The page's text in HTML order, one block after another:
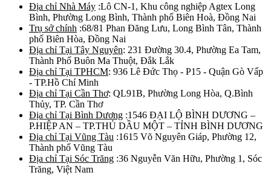
Địa chỉ Nhà Máy :Lô CN-1, Khu công nghiệp Agtex Long
Bình, Phường Long Bình, Thành phố Biên Hoà, Đồng Nai
Trụ sở chính :68/81 Phan Đăng Lưu, Long Bình Tân, Thành
phố Biên Hòa, Đồng Nai
Địa chỉ Tại Tây Nguyên: 231 Đường 30.4, Phường Ea Tam,
Thành Phố Buôn Ma Thuột, Đắk Lắk
Địa chỉ Tại TPHCM: 936 Lê Đức Thọ - P15 - Quận Gò Vấp
- TP.Hồ Chí Minh
Địa chỉ Tại Cần Thơ: QL91B, Phường Long Hòa, Q.Bình
Thủy, TP. Cần Thơ
Địa chỉ Tại Bình Dương :1546 ĐẠI LỘ BÌNH DƯƠNG –
P.HIỆP AN – TP.THỦ DẦU MỘT – TỈNH BÌNH DƯƠNG
Địa chỉ Tại Vũng Tàu :1615 Võ Nguyên Giáp, Phường 12,
Thành phố Vũng Tàu
Địa chỉ Tại Sóc Trăng :36 Nguyễn Văn Hữu, Phường 1, Sóc
Trăng, Việt Nam